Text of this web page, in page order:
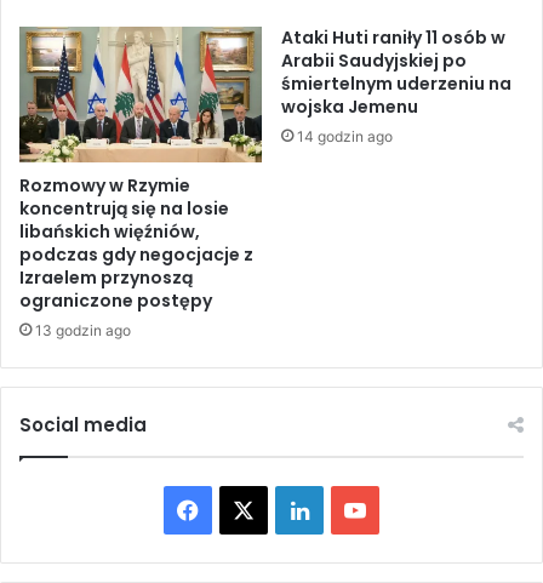
s
o
a
n
y
c
h
a
t
a
k
a
h
o
s
u
e
m
n
a
o
t
w
a
r
c
i
e
o
E
Rozmowy w Rzymie
koncentrują się na losie
libańskich więźniów,
podczas gdy negocjacje z
Izraelem przynoszą
ograniczone postępy
13 godzin ago
Ataki Huti raniły 11 osób w
Arabii Saudyjskiej po
śmiertelnym uderzeniu na
wojska Jemenu
14 godzin ago
Social media
a
L
i
o